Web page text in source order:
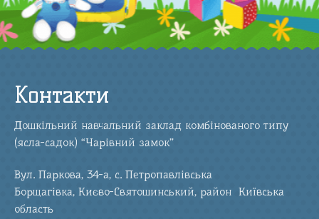
Контакти
Дошкільний навчальний заклад комбінованого типу
(ясла-садок) “Чарівний замок”
Вул. Паркова, 34-а, с. Петропавлівська
Борщагівка, Києво-Святошинський, район Київська
область